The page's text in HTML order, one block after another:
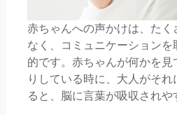
赤ちゃんへの声かけは、た
なく、コミュニケーション
的です。赤ちゃんが何かを
りしている時に、大人がそ
ると、脳に言葉が吸収されや